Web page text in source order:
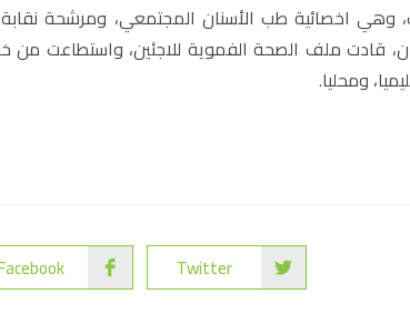
وهي اخصائية طب الأسنان المجتمعي، ومرشحة
قادت ملف الصحة الفموية للاجئين، واستطاعت من
ومحليا.
Twitter